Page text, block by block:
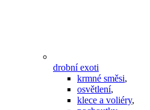
drobní exoti
krmné směsi,
osvětlení,
klece a voliéry,